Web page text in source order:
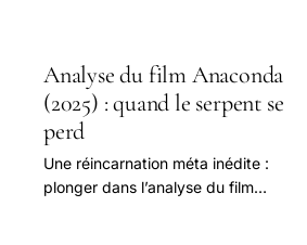
Analyse du film Anaconda
(2025) : quand le serpent se
perd
Une réincarnation méta inédite :
plonger dans l’analyse du film